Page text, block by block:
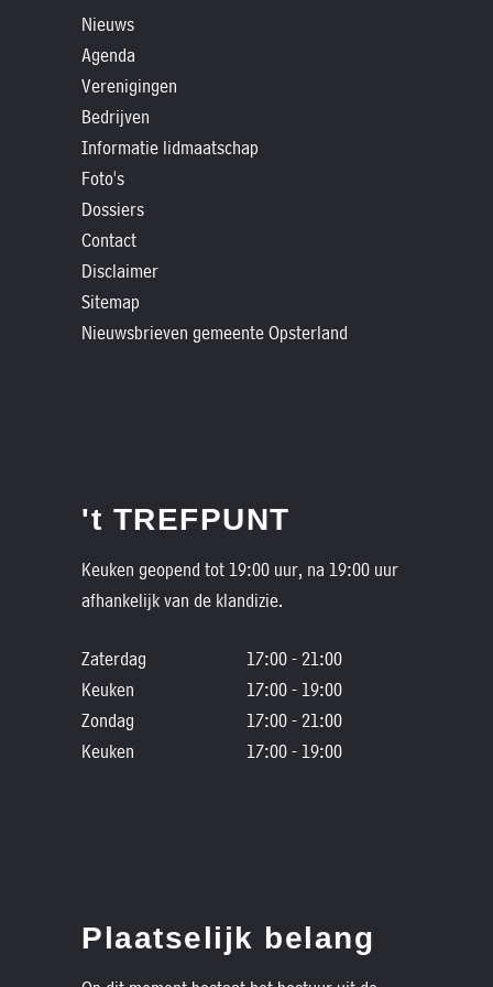
Nieuws
Agenda
Verenigingen
Bedrijven
Informatie lidmaatschap
Foto's
Dossiers
Contact
Disclaimer
Sitemap
Nieuwsbrieven gemeente Opsterland
't TREFPUNT
Keuken geopend tot 19:00 uur, na 19:00 uur
afhankelijk van de klandizie.
Zaterdag
17:00 - 21:00
Keuken
17:00 - 19:00
Zondag
17:00 - 21:00
Keuken
17:00 - 19:00
Plaatselijk belang
Historische
verhalen
Dossiers
Contact
Nieuwsbrieven
gemeente
Opsterland